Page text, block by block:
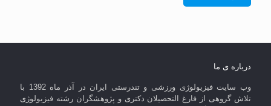
درباره ی ما
وب سایت فیزیولوژی ورزشی و تندرستی ایران در آذر ماه 1392 با
تلاش گروهی از فارغ التحصیلان دکتری و پژوهشگران رشته فیزیولوژی